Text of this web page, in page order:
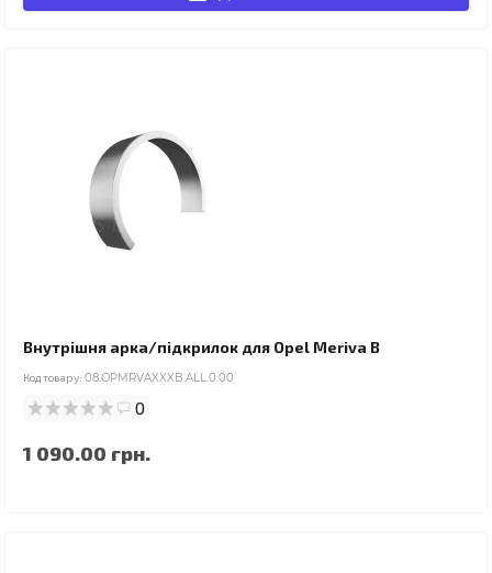
Внутрішня арка/підкрилок для Opel Meriva B
Код товару: 08.OPMRVAXXXB.ALL.0.00
0
1 090.00 грн.